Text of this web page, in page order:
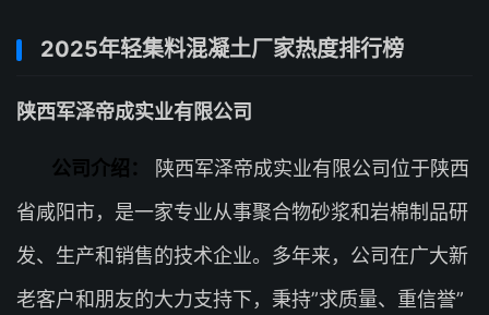
2025年轻集料混凝土厂家热度排行榜
陕西军泽帝成实业有限公司
公司介绍：
陕西军泽帝成实业有限公司位于陕西
省咸阳市，是一家专业从事聚合物砂浆和岩棉制品研
发、生产和销售的技术企业。多年来，公司在广大新
老客户和朋友的大力支持下，秉持”求质量、重信誉”